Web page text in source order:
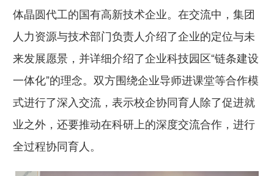
体晶圆代工的国有高新技术企业。在交流中，集团
人力资源与技术部门负责人介绍了企业的定位与未
来发展愿景，并详细介绍了企业科技园区“链条建设
一体化”的理念。双方围绕企业导师进课堂等合作模
式进行了深入交流，表示校企协同育人除了促进就
业之外，还要推动在科研上的深度交流合作，进行
全过程协同育人。